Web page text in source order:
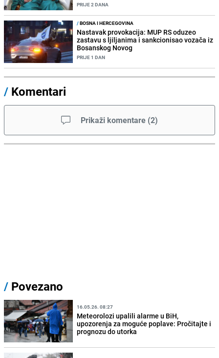
PRIJE 2 DANA
/BOSNA I HERCEGOVINA
Nastavak provokacija: MUP RS oduzeo
zastavu s ljiljanima i sankcionisao vozača iz
Bosanskog Novog
PRIJE 1 DAN
/ Komentari
Prikaži komentare (2)
/ Povezano
16.05.26. 08:27
Meteorolozi upalili alarme u BiH,
upozorenja za moguće poplave: Pročitajte i
prognozu do utorka